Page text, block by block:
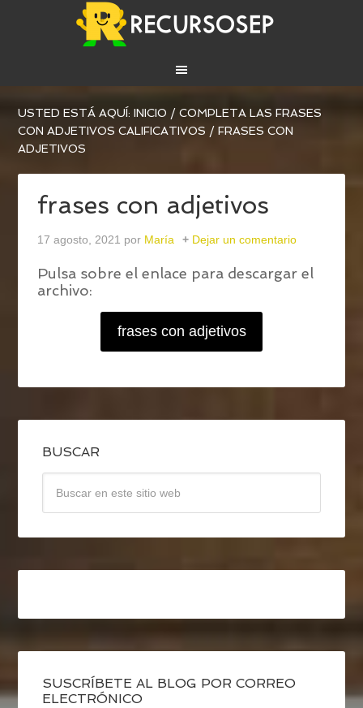
USTED ESTÁ AQUÍ:INICIO / COMPLETA LAS FRASES
CON ADJETIVOS CALIFICATIVOS / FRASES CON
ADJETIVOS
frases con adjetivos
17 agosto, 2021 por María Dejar un comentario
Pulsa sobre el enlace para descargar el
archivo:
frases con adjetivos
BUSCAR
SUSCRÍBETE AL BLOG POR CORREO
ELECTRÓNICO